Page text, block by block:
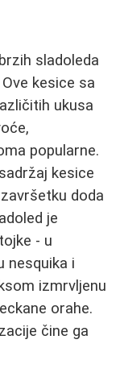
sladoleda
kesice sa
ukusa
popularne.
kesice
doda
je
- u
nesquika i
izmrvljenu
orahe.
čine ga